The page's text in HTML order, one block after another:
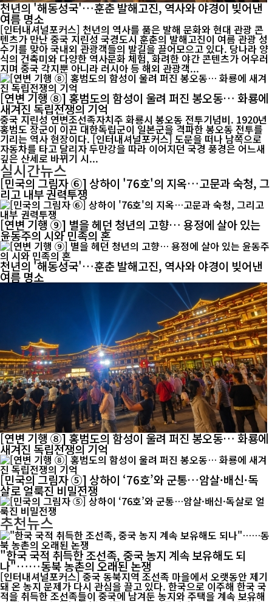
천년의 '해동성국'…훈춘 발해고진, 역사와 야경이 빚어낸
여름 명소
[인터내셔널포커스] 천년의 역사를 품은 발해 문화와 현대 관광 콘
텐츠가 만난 중국 지린성 국경도시 훈춘의 발해고진이 여름 관광 성
수기를 맞아 국내외 관광객들의 발길을 끌어모으고 있다. 당나라 양
식의 건축미와 다양한 역사문화 체험, 화려한 야간 콘텐츠가 어우러
지며 중국 각지뿐 아니라 러시아 등 해외 관광객...
[연변 기행 ⑧] 홍범도의 함성이 울려 퍼진 봉오동… 화룡에
새겨진 독립전쟁의 기억
중국 지린성 연변조선족자치주 화룡시 봉오동 전투기념비. 1920년
홍범도 장군이 이끈 대한독립군이 일본군을 격파한 봉오동 전투를
기리는 역사 현장이다. [인터내셔널포커스] 도문을 떠나 남쪽으로
자동차를 타고 달리자 두만강을 따라 이어지던 국경 풍경은 어느새
깊은 산세로 바뀌기 시...
실시간뉴스
[민국의 그림자 ⑥] 상하이 '76호'의 지옥…고문과 숙청, 그
리고 내부 권력투쟁
[연변 기행 ⑨] 별을 헤던 청년의 고향… 용정에 살아 있는
윤동주의 시와 민족의 혼
천년의 '해동성국'…훈춘 발해고진, 역사와 야경이 빚어낸
여름 명소
[연변 기행 ⑧] 홍범도의 함성이 울려 퍼진 봉오동… 화룡에
새겨진 독립전쟁의 기억
[민국의 그림자 ⑤] 상하이 ‘76호’와 군통…암살·배신·독
살로 얼룩진 비밀전쟁
추천뉴스
"한국 국적 취득한 조선족, 중국 농지 계속 보유해도 되
나"……동북 농촌의 오래된 논쟁
[인터내셔널포커스] 중국 동북지역 조선족 마을에서 오랫동안 제기
돼 온 농지 문제가 다시 관심을 끌고 있다. 한국으로 이주해 한국 국
적을 취득한 조선족들이 중국에 남겨둔 농지와 주택을 계속 보유해